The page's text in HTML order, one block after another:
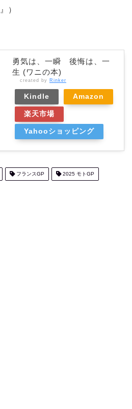
』）
勇気は、一瞬 後悔は、一
生 (ワニの本)
created by Rinker
Kindle Amazon
楽天市場
Yahooショッピング
フランスGP 2025 モトGP